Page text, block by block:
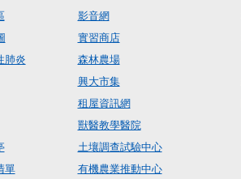
肺炎
單
影音網
實習商店
森林農場
興大市集
租屋資訊網
獸醫教學醫院
土壤調查試驗中心
有機農業推動中心